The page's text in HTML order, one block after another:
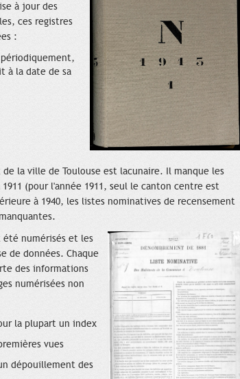
à jour des
ces registres
:
à la date de sa
la ville de Toulouse est lacunaire. Il manque les
(pour l'année 1911, seul le canton centre est
à 1940, les listes nominatives de recensement
été numérisés et les
de données. Chaque
des informations
numérisées non
la plupart un index
vues
dépouillement des